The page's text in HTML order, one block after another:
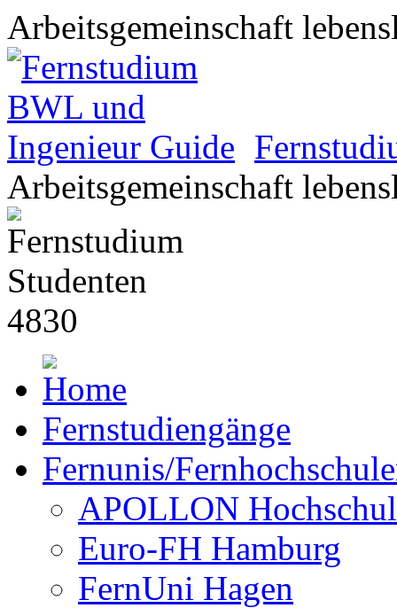
Arbeitsgemeinschaft
Arbeitsgemeinschaft
Fernstudiengänge
Fernunis/
APOLLON
Euro-FH Hamburg
FernUni Hagen